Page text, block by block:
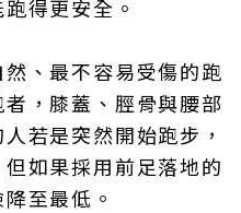
得更安全。
、最不容易受傷的跑
，膝蓋、脛骨與腰部
若是突然開始跑步，
如果採用前足落地的
至最低。